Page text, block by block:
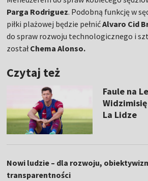
Parga Rodriguez. Podobną funkcję w
piłki plażowej będzie pełnićAlvaro Cid
do spraw rozwoju technologicznego i
zostałChema Alonso.
Czytaj też
Faule na
La Lidze
Nowi ludzie – dla rozwoju,
transparentności